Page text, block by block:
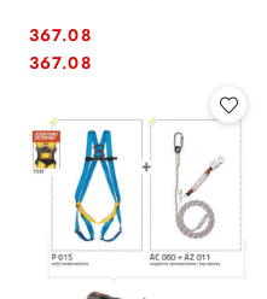
Cena:
367.08
Cena:
367.08